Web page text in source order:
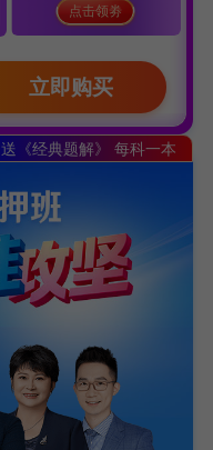
点击领劵
立即购买
送《经典题解》 每科一本